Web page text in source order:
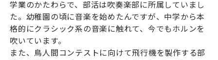
学業のかたわらで、部活は吹奏楽部に所属していまし
た。幼稚園の頃に音楽を始めたんですが、中学から本
格的にクラシック系の音楽に触れて、今でもホルンを
吹いています。
また、鳥人間コンテストに向けて飛行機を製作する部